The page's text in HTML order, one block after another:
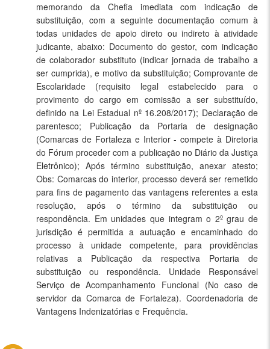
memorando da Chefia imediata com indicação de
substituição, com a seguinte documentação comum à
todas unidades de apoio direto ou indireto à atividade
judicante, abaixo: Documento do gestor, com indicação
de colaborador substituto (indicar jornada de trabalho a
ser cumprida), e motivo da substituição; Comprovante de
Escolaridade (requisito legal estabelecido para o
provimento do cargo em comissão a ser substituído,
definido na Lei Estadual nº 16.208/2017); Declaração de
parentesco; Publicação da Portaria de designação
(Comarcas de Fortaleza e Interior - compete à Diretoria
do Fórum proceder com a publicação no Diário da Justiça
Eletrônico); Após término substituição, anexar atesto;
Obs: Comarcas do interior, processo deverá ser remetido
para fins de pagamento das vantagens referentes a esta
resolução, após o término da substituição ou
respondência. Em unidades que integram o 2º grau de
jurisdição é permitida a autuação e encaminhado do
processo à unidade competente, para providências
relativas a Publicação da respectiva Portaria de
substituição ou respondência. Unidade Responsável
Serviço de Acompanhamento Funcional (No caso de
servidor da Comarca de Fortaleza). Coordenadoria de
Vantagens Indenizatórias e Frequência.